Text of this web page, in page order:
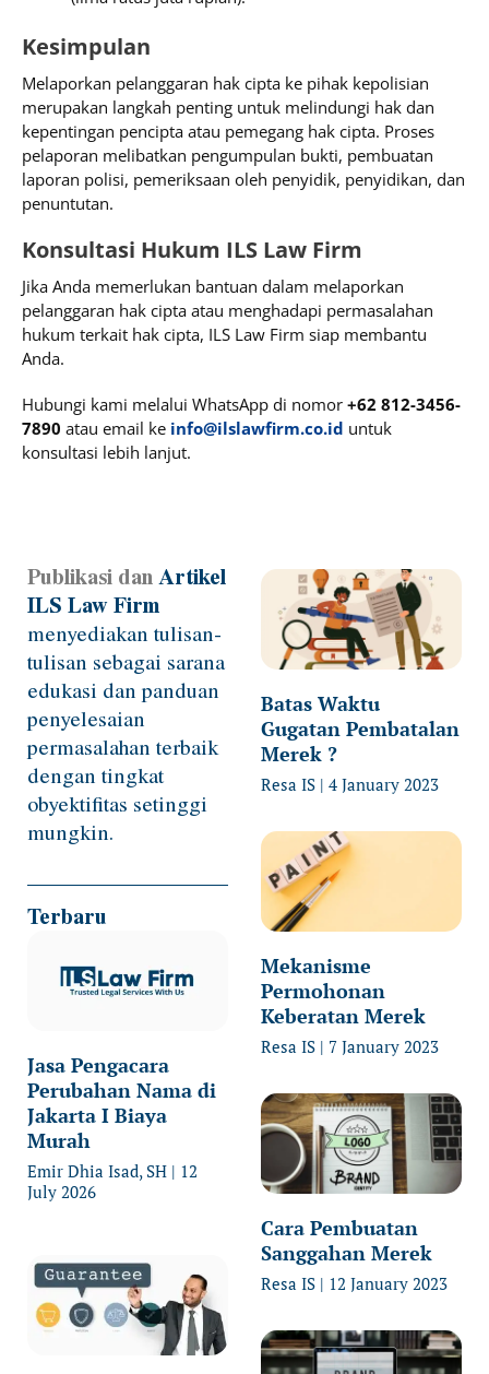
Kesimpulan
Melaporkan pelanggaran hak cipta ke pihak kepolisian
merupakan langkah penting untuk melindungi hak dan
kepentingan pencipta atau pemegang hak cipta. Proses
pelaporan melibatkan pengumpulan bukti, pembuatan
laporan polisi, pemeriksaan oleh penyidik, penyidikan, dan
penuntutan.
Konsultasi Hukum ILS Law Firm
Jika Anda memerlukan bantuan dalam melaporkan
pelanggaran hak cipta atau menghadapi permasalahan
hukum terkait hak cipta, ILS Law Firm siap membantu
Anda.
Hubungi kami melalui WhatsApp di nomor +62 812-3456-
7890 atau email ke info@ilslawfirm.co.id untuk
konsultasi lebih lanjut.
Publikasi danArtikel
ILS Law Firm
menyediakan tulisan-
tulisan sebagai sarana
edukasi dan panduan
penyelesaian
permasalahan terbaik
dengan tingkat
obyektifitas setinggi
mungkin.
Terbaru
Jasa Pengacara
Perubahan Nama di
Jakarta I Biaya
Murah
Emir Dhia Isad, SH
12
July 2026
Batas Waktu
Gugatan Pembatalan
Merek ?
Resa IS 4 January 2023
Mekanisme
Permohonan
Keberatan Merek
Resa IS 7 January 2023
Cara Pembuatan
Sanggahan Merek
Resa IS 12 January 2023
PagePagePage Page